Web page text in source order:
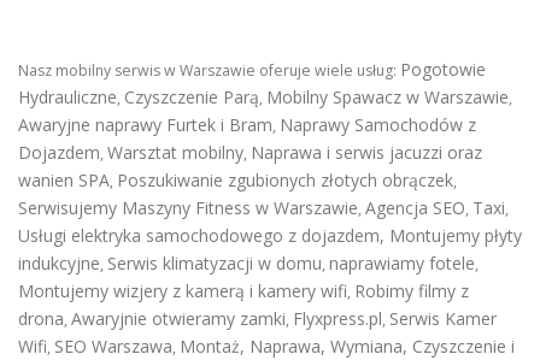
Nasz mobilny serwis w Warszawie oferuje wiele usług: Pogotowie
Hydrauliczne, Czyszczenie Parą, Mobilny Spawacz w Warszawie,
Awaryjne naprawy Furtek i Bram, Naprawy Samochodów z
Dojazdem, Warsztat mobilny, Naprawa i serwis jacuzzi oraz
wanien SPA, Poszukiwanie zgubionych złotych obrączek,
Serwisujemy Maszyny Fitness w Warszawie, Agencja SEO, Taxi,
Usługi elektryka samochodowego z dojazdem, Montujemy płyty
indukcyjne, Serwis klimatyzacji w domu, naprawiamy fotele,
Montujemy wizjery z kamerą i kamery wifi, Robimy filmy z
drona, Awaryjnie otwieramy zamki, Flyxpress.pl, Serwis Kamer
Wifi, SEO Warszawa, Montaż, Naprawa, Wymiana, Czyszczenie i